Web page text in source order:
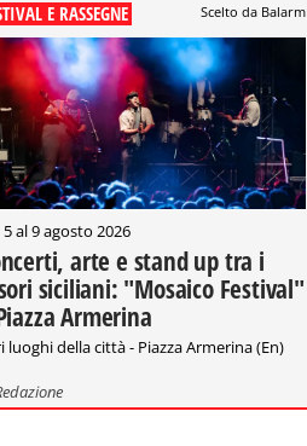
E RASSEGNE Scelto da Balarm
5 al 9 agosto 2026
arte e stand up tra i
siciliani: "Mosaico Festival"
Armerina
luoghi della città - Piazza Armerina (En)